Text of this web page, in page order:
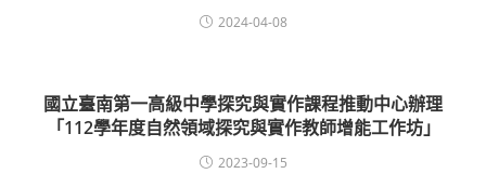
2024-04-08
國立臺南第一高級中學探究與實作課程推動中心辦理
「112學年度自然領域探究與實作教師增能工作坊」
2023-09-15